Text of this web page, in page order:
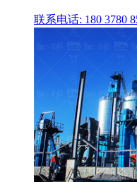
联系电话: 180 3780